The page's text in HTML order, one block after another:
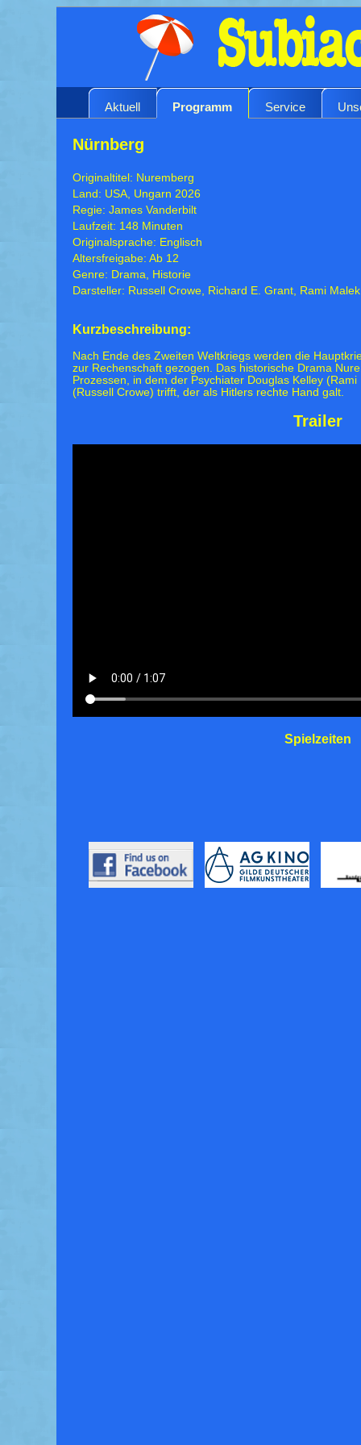
Aktuell Programm Service
Nürnberg
Originaltitel: Nuremberg
Land: USA, Ungarn 2026
Regie: James Vanderbilt
Laufzeit: 148 Minuten
Originalsprache: Englisch
Altersfreigabe: Ab 12
Genre: Drama, Historie
Darsteller: Russell Crowe, Richard E. Grant, Rami Malek
Kurzbeschreibung:
Nach Ende des Zweiten Weltkriegs werden die
zur Rechenschaft gezogen. Das historische Drama
Prozessen, in dem der Psychiater Douglas Kelley
(Russell Crowe) trifft, der als Hitlers rechte Hand galt.
Trailer
Spielzeiten